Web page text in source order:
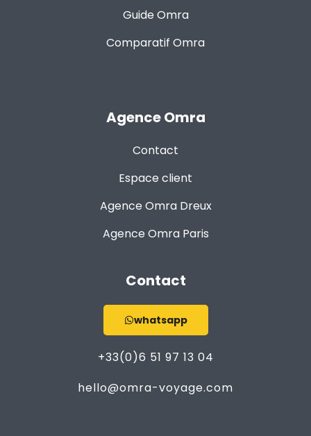
Guide Omra
Comparatif Omra
Agence Omra
Contact
Espace client
Agence Omra Dreux
Agence Omra Paris
Contact
whatsapp
+33(0)6 51 97 13 04
hello@omra-voyage.com